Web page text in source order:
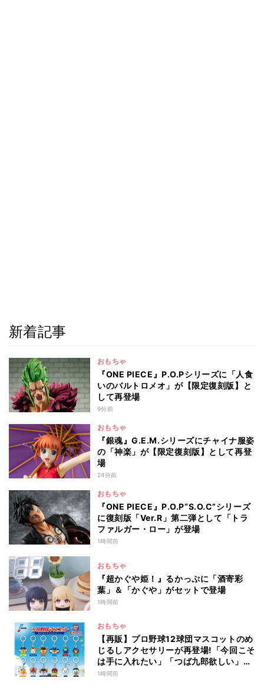
新着記事
おもちゃ
『ONE PIECE』P.O.Pシリーズに「人食
いのバルトロメオ」が【限定復刻版】と
して再登場
9分前
おもちゃ
『銀魂』G.E.M.シリーズにチャイナ服姿
の「神楽」が【限定復刻版】として再登
場
24分前
おもちゃ
『ONE PIECE』P.O.P“S.O.C”シリーズ
に復刻版「Ver.R」第二弾として「トラ
ファルガー・ロー」が登場
1時間前
おもちゃ
『超かぐや姫！』るかっぷに「酒寄彩
葉」＆「かぐや」がセットで登場
1時間前
おもちゃ
【再販】プロ野球12球団マスコットのめ
じるしアクセサリーが再登場!「今回こそ
は手に入れたい」「つば九郎欲しい」と
話題
1時間前